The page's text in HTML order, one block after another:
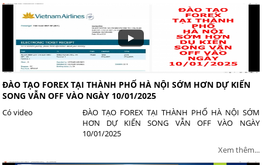
ĐÀO TẠO FOREX TẠI THÀNH PHỐ HÀ NỘI SỚM HƠN DỰ KIẾN
SONG VẪN OFF VÀO NGÀY 10/01/2025
ĐÀO TẠO FOREX TẠI THÀNH PHỐ HÀ NỘI SỚM
HƠN DỰ KIẾN SONG VẪN OFF VÀO NGÀY
10/01/2025
Có video
Xem thêm...